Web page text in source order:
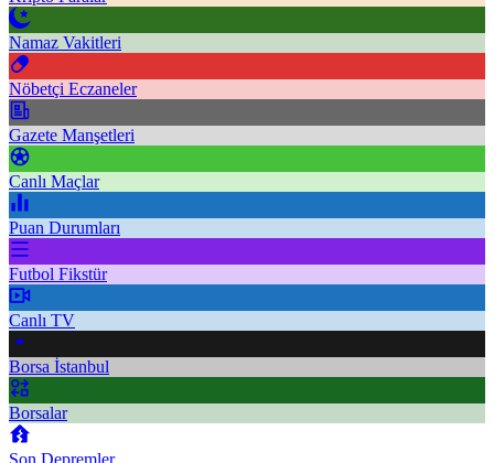
Namaz Vakitleri
Nöbetçi Eczaneler
Gazete Manşetleri
Canlı Maçlar
Puan Durumları
Futbol Fikstür
Canlı TV
Borsa İstanbul
Borsalar
Son Depremler